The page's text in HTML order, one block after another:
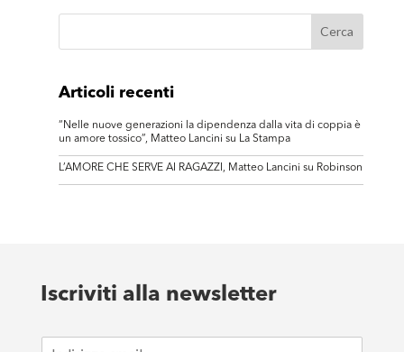
Articoli recenti
“Nelle nuove generazioni la dipendenza dalla vita di coppia è
un amore tossico”, Matteo Lancini su La Stampa
L’AMORE CHE SERVE AI RAGAZZI, Matteo Lancini su Robinson
Iscriviti alla newsletter